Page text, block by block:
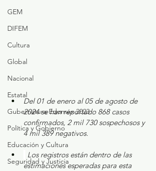
GEM
DIFEM
Cultura
Global
Nacional
Estatal
Gubernatura Edoméx 2023
Política y Gobierno
Educación y Cultura
Seguridad y Justicia
Del 01 de enero al 05 de agosto de
2024 se han reportado 868 casos
confirmados, 2 mil 730 sospechosos y
4 mil 389 negativos.
Los registros están dentro de las
estimaciones esperadas para esta